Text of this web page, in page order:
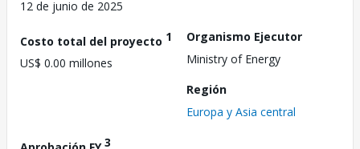
12 de junio de 2025
Costo total del proyecto 1
US$ 0.00 millones
Organismo Ejecutor
Ministry of Energy
Región
Europa y Asia central
3